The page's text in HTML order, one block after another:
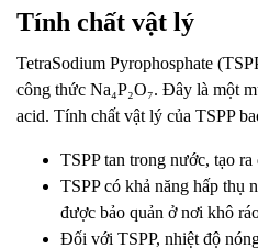
Tính chất vật lý
TetraSodium Pyrophosphate
công thức Na₄P₂O₇. Đây là một
acid. Tính chất vật lý của TSPP
TSPP tan trong nước, tạo
TSPP có khả năng hấp thụ
được bảo quản ở nơi khô
Đối với TSPP, nhiệt độ